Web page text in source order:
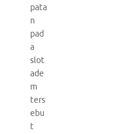
pata
n
pad
a
slot
ade
m
ters
ebu
t